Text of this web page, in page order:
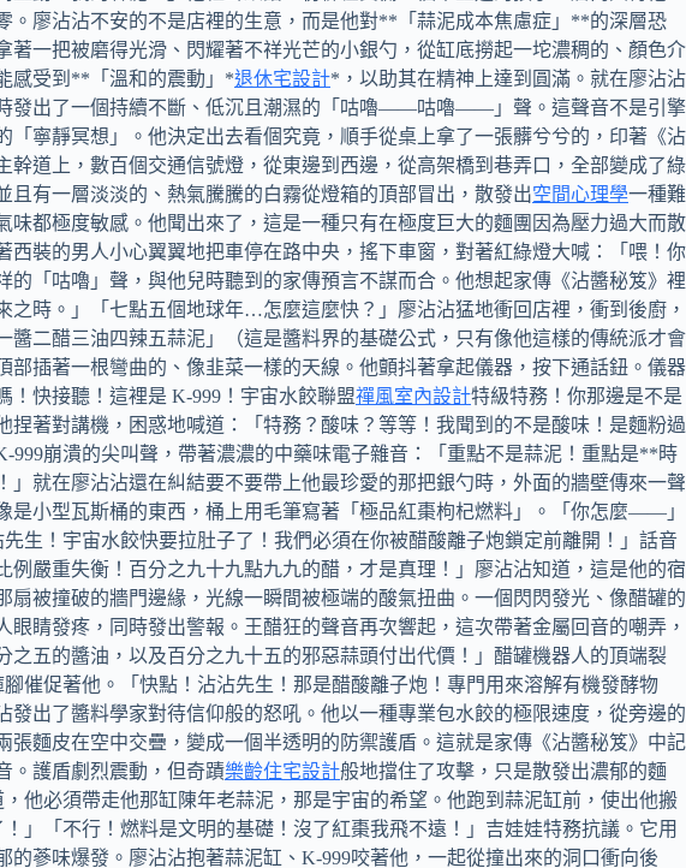
廖沾沾不安的不是店裡的生意，而是他對**「蒜泥成本焦慮症」**的深層恐
一把被磨得光滑、閃耀著不祥光芒的小銀勺，從缸底撈起一坨濃稠的、顏色介
感受到**「溫和的震動」*退休宅設計*，以助其在精神上達到圓滿。就在廖沾沾
發出了一個持續不斷、低沉且潮濕的「咕嚕——咕嚕——」聲。這聲音不是引擎
寧靜冥想」。他決定出去看個究竟，順手從桌上拿了一張髒兮兮的，印著《沾
道上，數百個交通信號燈，從東邊到西邊，從高架橋到巷弄口，全部變成了綠
有一層淡淡的、熱氣騰騰的白霧從燈箱的頂部冒出，散發出空間心理學一種難
都極度敏感。他聞出來了，這是一種只有在極度巨大的麵團因為壓力過大而散
裝的男人小心翼翼地把車停在路中央，搖下車窗，對著紅綠燈大喊：「喂！你
「咕嚕」聲，與他兒時聽到的家傳預言不謀而合。他想起家傳《沾醬秘笈》裡
時。」「七點五個地球年…怎麼這麼快？」廖沾沾猛地衝回店裡，衝到後廚，
二醋三油四辣五蒜泥」（這是醬料界的基礎公式，只有像他這樣的傳統派才會
插著一根彎曲的、像韭菜一樣的天線。他顫抖著拿起儀器，按下通話鈕。儀器
！快接聽！這裡是 K-999！宇宙水餃聯盟禪風室內設計特級特務！你那邊是不是
著對講機，困惑地喊道：「特務？酸味？等等！我聞到的不是酸味！是麵粉過
崩潰的尖叫聲，帶著濃濃的中藥味電子雜音：「重點不是蒜泥！重點是**時
就在廖沾沾還在糾結要不要帶上他最珍愛的那把銀勺時，外面的牆壁傳來一聲
小型瓦斯桶的東西，桶上用毛筆寫著「極品紅棗枸杞燃料」。「你怎麼——」
生！宇宙水餃快要拉肚子了！我們必須在你被醋酸離子炮鎖定前離開！」話音
嚴重失衡！百分之九十九點九九的醋，才是真理！」廖沾沾知道，這是他的宿
被撞破的牆門邊緣，光線一瞬間被極端的酸氣扭曲。一個閃閃發光、像醋罐的
睛發疼，同時發出警報。王醋狂的聲音再次響起，這次帶著金屬回音的嘲弄，
五的醬油，以及百分之九十五的邪惡蒜頭付出代價！」醋罐機器人的頂端裂
催促著他。「快點！沾沾先生！那是醋酸離子炮！專門用來溶解有機發酵物
出了醬料學家對待信仰般的怒吼。他以一種專業包水餃的極限速度，從旁邊的
麵皮在空中交疊，變成一個半透明的防禦護盾。這就是家傳《沾醬秘笈》中記
。護盾劇烈震動，但奇蹟樂齡住宅設計般地擋住了攻擊，只是散發出濃郁的麵
他必須帶走他那缸陳年老蒜泥，那是宇宙的希望。他跑到蒜泥缸前，使出他搬
」「不行！燃料是文明的基礎！沒了紅棗我飛不遠！」吉娃娃特務抗議。它用
蔘味爆發。廖沾沾抱著蒜泥缸、K-999咬著他，一起從撞出來的洞口衝向後